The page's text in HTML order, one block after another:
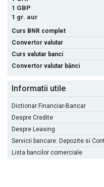
1 GBP
1 gr. aur
Curs BNR complet
Convertor valutar
Curs valutar banci
Convertor valutar bănci
Informatii utile
Dictionar Financiar-Bancar
Despre Credite
Despre Leasing
Servicii bancare: Depozite si
Lista bancilor comerciale